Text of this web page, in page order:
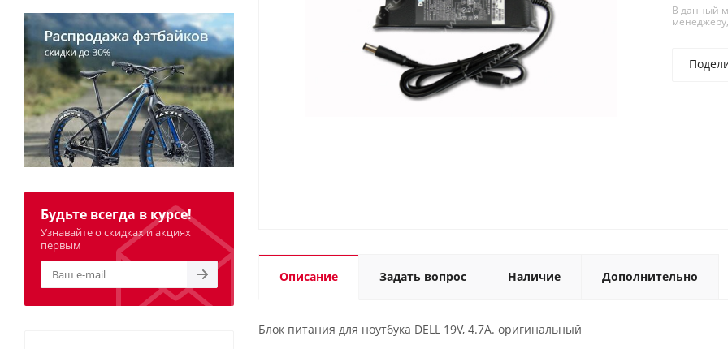
В данный
Описание Задать вопрос Наличие Дополнительно
Блок питания для ноутбука DELL 19V, 4.7A. оригинальный
Будьте всегда в курсе!
Узнавайте о скидках и акциях
первым